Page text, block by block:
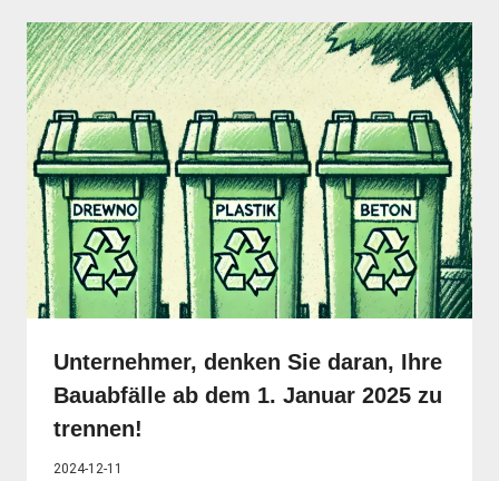
Unternehmer, denken Sie daran, Ihre
Bauabfälle ab dem 1. Januar 2025 zu
trennen!
2024-12-11